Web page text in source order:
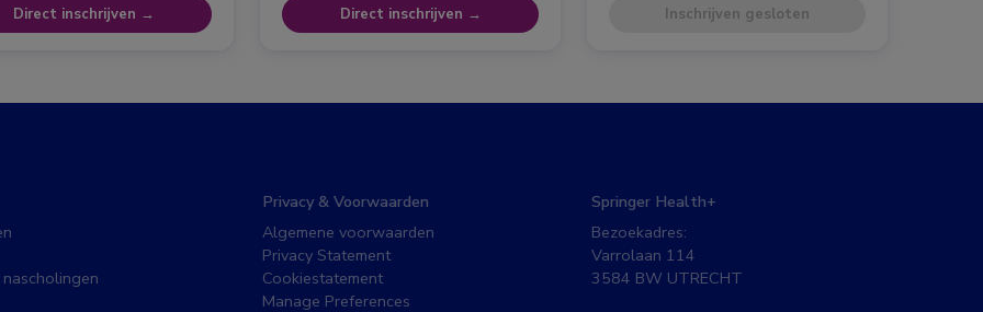
Direct inschrijven →
Direct inschrijven →
Inschrijven gesloten
Privacy & Voorwaarden
Algemene voorwaarden
Privacy Statement
Cookiestatement
Manage Preferences
Springer Health+
Bezoekadres:
Varrolaan 114
3584 BW UTRECHT